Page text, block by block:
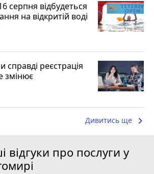
серпня відбудеться
на відкритій воді
справді реєстрація
змінює
Дивитись ще keyboard_arrow_right
відгуки про послуги у